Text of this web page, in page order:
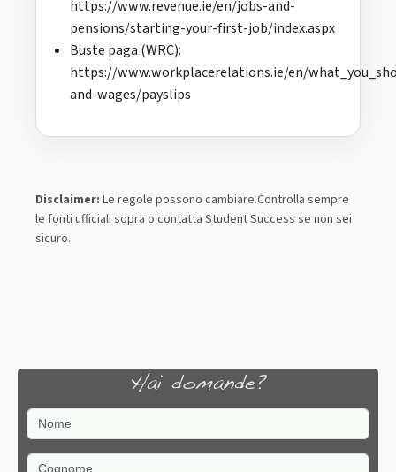
https://www.revenue.ie/en/jobs-and-
pensions/starting-your-first-job/index.aspx
Buste paga (WRC):
https://www.workplacerelations.ie/en/
and-wages/payslips
Disclaimer: Le regole possono cambiare.Controlla sempre
le fonti ufficiali sopra o contatta Student Success se non sei
sicuro.
Hai domande?
Nome
Cognome